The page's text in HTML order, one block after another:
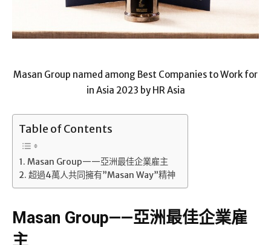
Masan Group named among Best Companies to Work for
in Asia 2023 by HR Asia
Table of Contents
Masan Group——亞洲最佳企業雇主
超過4萬人共同擁有”Masan Way”精神
Masan Group——亞洲最佳企業雇
主